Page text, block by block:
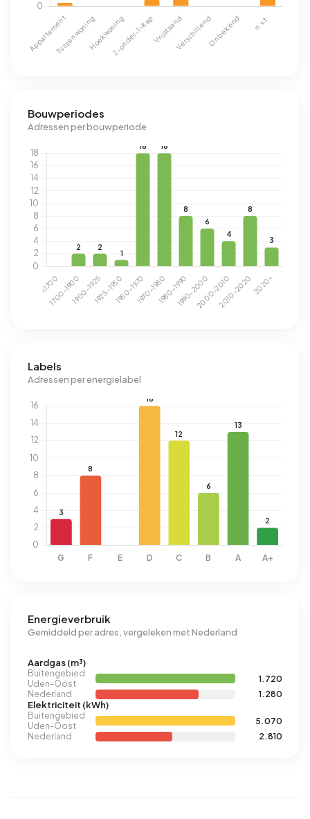
Bouwperiodes
Adressen per bouwperiode
Labels
Adressen per energielabel
Energieverbruik
Gemiddeld per adres, vergeleken met Nederland
Aardgas (m³)
Buitengebied
Uden-Oost
1.720
Nederland
1.280
Elektriciteit (kWh)
Buitengebied
Uden-Oost
5.070
Nederland
2.810